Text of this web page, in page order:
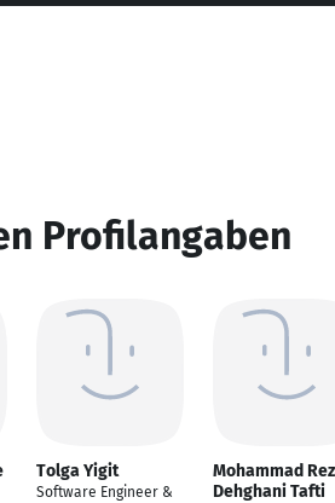
Profilangaben
Tolga Yigit
Software Engineer &
Mohammad
Dehghani Tafti